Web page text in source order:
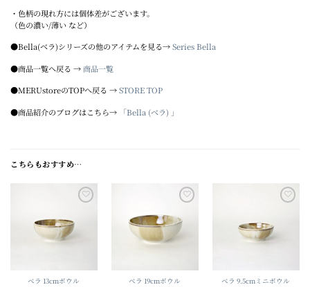
・色柄の現れ方には個体差がございます。
（色の濃い/薄い など）
●Bella(ベラ)シリーズの他のアイテムを見る→Series Bella
●商品一覧へ戻る →商品一覧
●MERUstoreのTOPへ戻る →STORE TOP
●商品紹介のブログはこちら→
「Bella (ベラ) 」
こちらもおすすめ…
ベラ 13cmボウル
wishlist
ベラ 19cmボウル
ベラ 9.5cmミニボウル